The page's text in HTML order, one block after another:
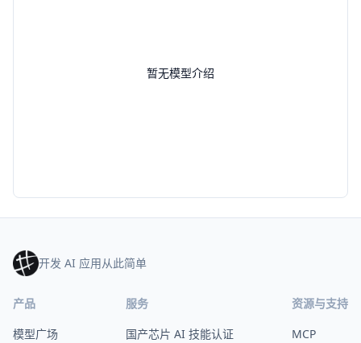
暂无模型介绍
开发 AI 应用从此简单
产品
模型广场
服务
国产芯片 AI 技能认证
资源与支持
MCP